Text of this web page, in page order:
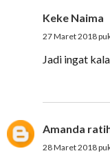
Keke Naima
27 Maret 2018
Jadi ingat
Amanda
28 Maret 2018